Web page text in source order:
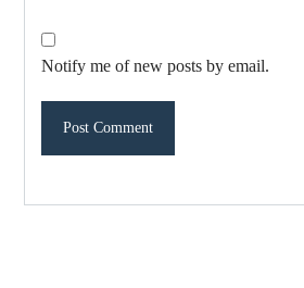
Notify me of new posts by email.